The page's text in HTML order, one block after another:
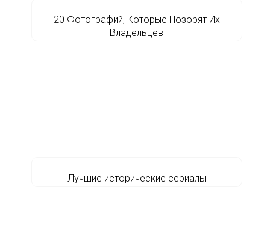
20 Фотографий, Которые Позорят Их
Владельцев
Лучшие исторические сериалы